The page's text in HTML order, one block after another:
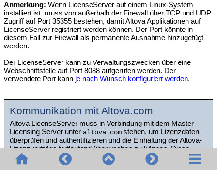
Anmerkung: Wenn LicenseServer auf einem Linux-System
installiert ist, muss von außerhalb der Firewall über TCP und UDP
Zugriff auf Port 35355 bestehen, damit Altova Applikationen auf
LicenseServer registriert werden können. Der Port könnte in
diesem Fall zur Firewall als permanente Ausnahme hinzugefügt
werden.
Der LicenseServer kann zu Verwaltungszwecken über eine
Webschnittstelle auf Port 8088 aufgerufen werden. Der
verwendete Port kann je nach Wunsch konfiguriert werden.
Kommunikation mit Altova.com
Altova LicenseServer muss in Verbindung mit dem Master
Licensing Server unter altova.comstehen, um Lizenzdaten
überprüfen und authentifizieren und die Einhaltung der Altova-
Lizenzverträge fortlaufend überwachen zu können. Diese
Verbindung erfolgt über HTTPS über den Port 443. Sie sollten
sicherstellen, dass die Kommunikation mit
altova.com
und